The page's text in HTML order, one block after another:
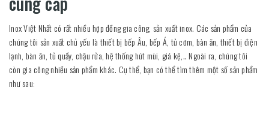
Inox Việt Nhất có rất nhiều hợp đồng gia công, sản xuất inox. Các sản phẩm của
chúng tôi sản xuất chủ yếu là thiết bị bếp Âu, bếp Á, tủ cơm, bàn ăn, thiết bị điện
lạnh, bàn ăn, tủ quầy, chậu rửa, hệ thống hút mùi, giá kệ,.. Ngoài ra, chúng tôi
còn gia công nhiều sản phẩm khác. Cụ thể, bạn có thể tìm thêm một số sản phẩm
như sau: